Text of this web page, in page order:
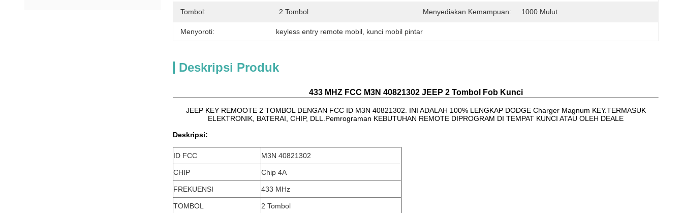
Tombol: 2 Tombol Menyediakan Kemampuan: 1000 Mulut
Menyoroti: keyless entry remote mobil kunci mobil pintar
Deskripsi Produk
433 MHZ FCC M3N 40821302 JEEP 2 Tombol Fob Kunci
JEEP KEY REMOOTE 2 TOMBOL DENGAN FCC ID M3N 40821302. INI ADALAH 100% LENGKAP DODGE Charger Magnum KEY.TERMASUK
ELEKTRONIK, BATERAI, CHIP, DLL.Pemrograman KEBUTUHAN REMOTE DIPROGRAM DI TEMPAT KUNCI ATAU OLEH DEALE
Deskripsi:
ID FCC M3N 40821302
CHIP Chip 4A
FREKUENSI 433 MHz
TOMBOL 2 Tombol